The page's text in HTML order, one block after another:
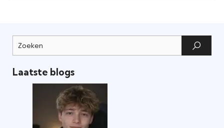
Laatste blogs